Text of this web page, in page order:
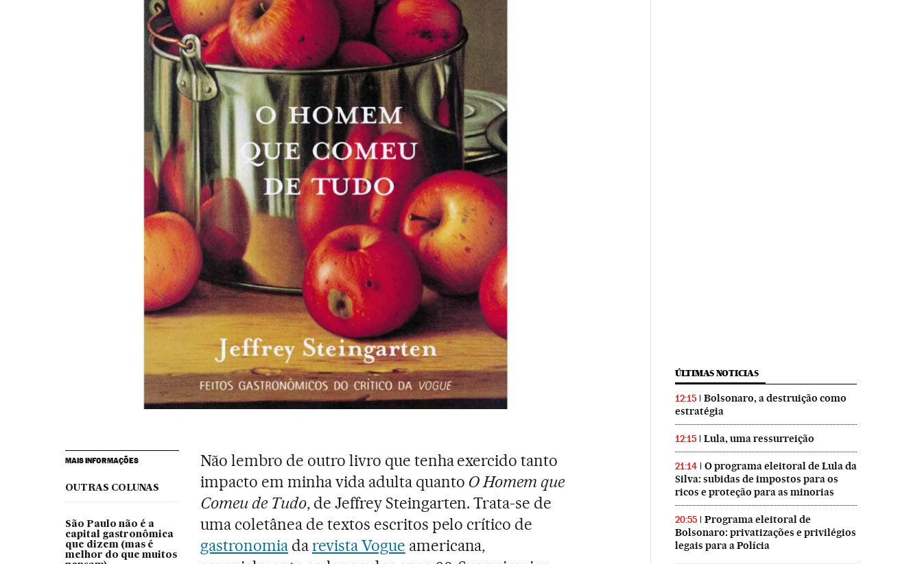
MAIS INFORMAÇÕES
OUTRAS COLUNAS
São Paulo não é a
capital gastronômica
que dizem (mas é
melhor do que muitos
Não lembro de outro livro que tenha exercido tanto
impacto em minha vida adulta quanto O Homem que
Comeu de Tudo, de Jeffrey Steingarten. Trata-se de
uma coletânea de textos escritos pelo crítico de
gastronomiadarevista Vogue americana,
ÚLTIMAS NOTICIAS
12:15
Bolsonaro, a destruição como
estratégia
12:15 Lula, uma ressurreição
21:14
O programa eleitoral de Lula da
Silva: subidas de impostos para os
ricos e proteção para as minorias
20:55
Programa eleitoral de
Bolsonaro: privatizações e privilégios
legais para a Polícia